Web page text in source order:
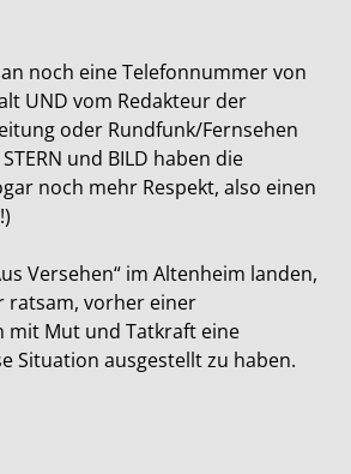
noch eine Telefonnummer von
UND vom Redakteur der
oder Rundfunk/Fernsehen
und BILD haben die
noch mehr Respekt, also einen
Versehen“ im Altenheim landen,
ratsam, vorher einer
mit Mut und Tatkraft eine
Situation ausgestellt zu haben.